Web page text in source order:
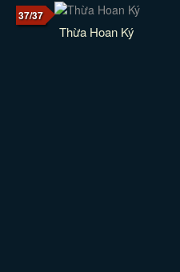
37/37
Thừa Hoan Ký